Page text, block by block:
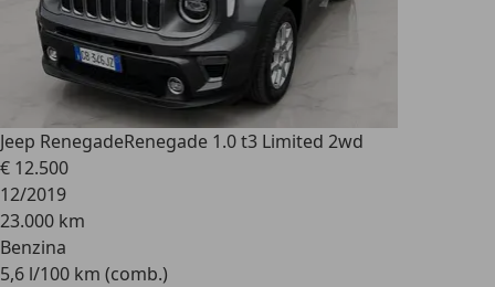
Jeep RenegadeRenegade 1.0 t3 Limited 2wd
€ 12.500
12/2019
23.000 km
Benzina
5,6 l/100 km (comb.)